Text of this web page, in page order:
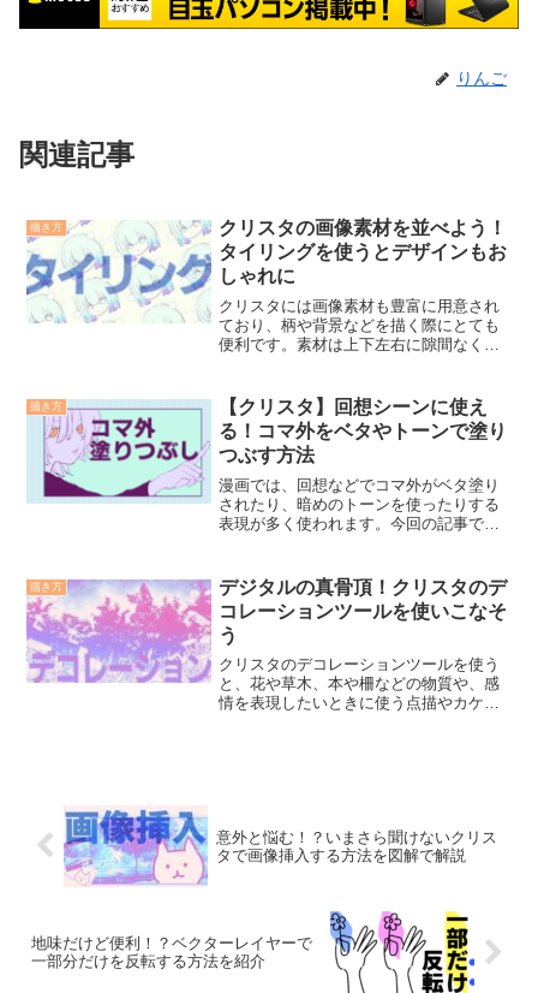
りんご
関連記事
描き方
クリスタの画像素材を並べよう！
タイリングを使うとデザインもお
しゃれに
クリスタには画像素材も豊富に用意され
ており、柄や背景などを描く際にとても
便利です。素材は上下左右に隙間なく並
リング機能についてご紹介します
描き方
【クリスタ】回想シーンに使え
る！コマ外をベタやトーンで塗り
つぶす方法
漫画では、回想などでコマ外がベタ塗り
されたり、暗めのトーンを使ったりする
表現が多く使われます。今回の記事で
方について解説していきます
描き方
デジタルの真骨頂！クリスタのデ
コレーションツールを使いこなそ
う
クリスタのデコレーションツールを使う
と、花や草木、本や柵などの物質や、感
情を表現したいときに使う点描やカケア
意外と悩む！？いまさら聞けないクリス
タで画像挿入する方法を図解で解説
地味だけど便利！？ベクターレイヤーで
一部分だけを反転する方法を紹介